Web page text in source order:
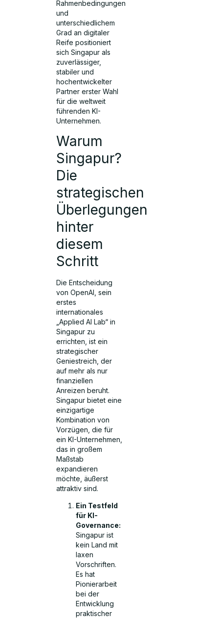
Rahmenbedingungen
und
unterschiedlichem
Grad an digitaler
Reife positioniert
sich Singapur als
zuverlässiger,
stabiler und
hochentwickelter
Partner erster Wahl
für die weltweit
führenden KI-
Unternehmen.
Warum
Singapur?
Die
strategischen
Überlegungen
hinter
diesem
Schritt
Die Entscheidung
von OpenAI, sein
erstes
internationales
„Applied AI Lab“ in
Singapur zu
errichten, ist ein
strategischer
Geniestreich, der
auf mehr als nur
finanziellen
Anreizen beruht.
Singapur bietet eine
einzigartige
Kombination von
Vorzügen, die für
ein KI-Unternehmen,
das in großem
Maßstab
expandieren
möchte, äußerst
attraktiv sind.
Ein Testfeld
für KI-
Governance:
Singapur ist
kein Land mit
laxen
Vorschriften.
Es hat
Pionierarbeit
bei der
Entwicklung
praktischer